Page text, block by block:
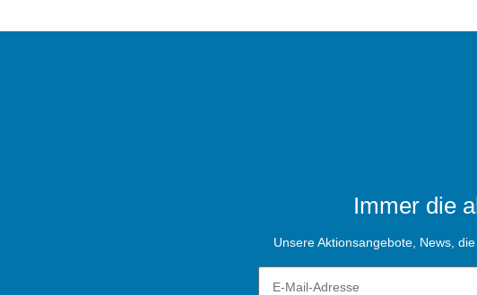
Immer die
Unsere Aktionsangebote, News,